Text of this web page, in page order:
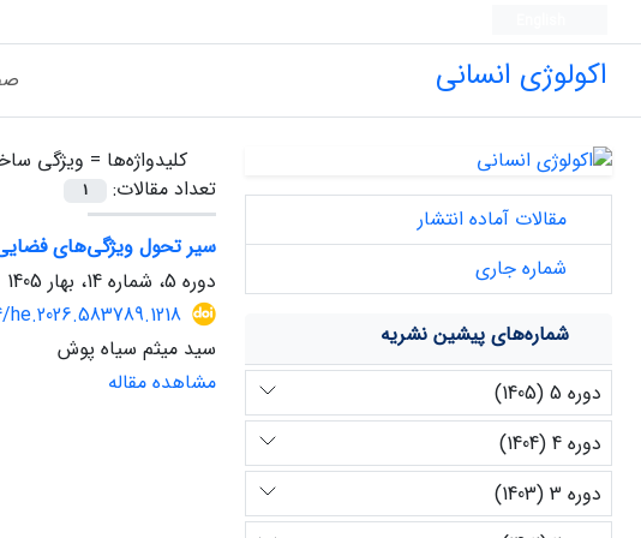
اکولوژی انسانی
کلیدواژه‌ها = ویژگی
تعداد مقالات:
1
سیر تحول ویژگی‌های فضایی
دوره 5، شماره 14، بهار 1405
he.2026.583789.1218
سید میثم سیاه پوش
مشاهده مقاله
مقالات آماده انتشار
شماره جاری
شماره‌های پیشین نشریه
دوره 5 (1405)
دوره 4 (1404)
دوره 3 (1403)